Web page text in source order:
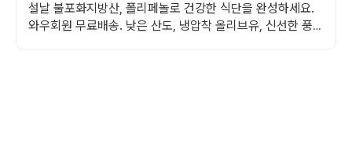
설날 불포화지방산, 폴리페놀로 건강한 식단을 완성하세요.
와우회원 무료배송. 낮은 산도, 냉압착 올리브유, 신선한 풍미